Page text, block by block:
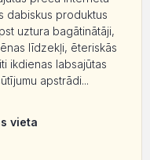
dabiskus produktus
uztura bagātinātāji,
līdzekļi, ēteriskās
ikdienas labsajūtas
apstrādi...
vieta